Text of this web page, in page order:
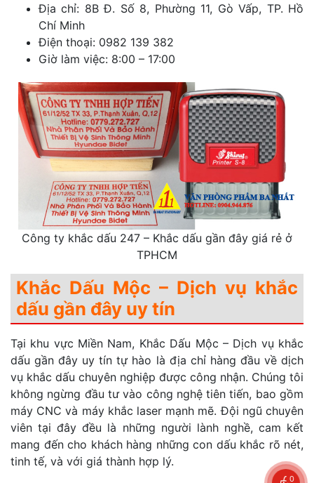
Địa chỉ: 8B Đ. Số 8, Phường 11, Gò Vấp, TP. Hồ
Chí Minh
Điện thoại: 0982 139 382
Giờ làm việc: 8:00 – 17:00
Công ty khắc dấu 247 – Khắc dấu gần đây giá rẻ ở
TPHCM
Khắc Dấu Mộc – Dịch vụ khắc
dấu gần đây uy tín
Tại khu vực Miền Nam, Khắc Dấu Mộc – Dịch vụ khắc
dấu gần đây uy tín tự hào là địa chỉ hàng đầu về dịch
vụ khắc dấu chuyên nghiệp được công nhận. Chúng tôi
không ngừng đầu tư vào công nghệ tiên tiến, bao gồm
máy CNC và máy khắc laser mạnh mẽ. Đội ngũ chuyên
viên tại đây đều là những người lành nghề, cam kết
mang đến cho khách hàng những con dấu khắc rõ nét,
tinh tế, và với giá thành hợp lý.
0